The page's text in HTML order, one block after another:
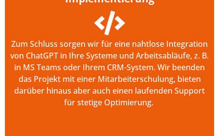
Zum Schluss sorgen wir für eine nahtlose Integration
von ChatGPT in Ihre Systeme und Arbeitsabläufe, z. B.
in MS Teams oder Ihrem CRM-System. Wir beenden
das Projekt mit einer Mitarbeiterschulung, bieten
darüber hinaus aber auch einen laufenden Support
für stetige Optimierung.